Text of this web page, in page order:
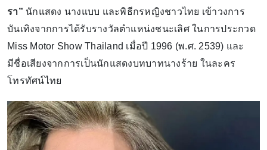
รา” นักแสดง นางแบบ และพิธีกรหญิงชาวไทย เข้าวงการ
บันเทิงจากการได้รับรางวัลตำแหน่งชนะเลิศ ในการประกวด
Miss Motor Show Thailand เมื่อปี 1996 (พ.ศ. 2539) และ
มีชื่อเสียงจากการเป็นนักแสดงบทบาทนางร้าย ในละคร
โทรทัศน์ไทย